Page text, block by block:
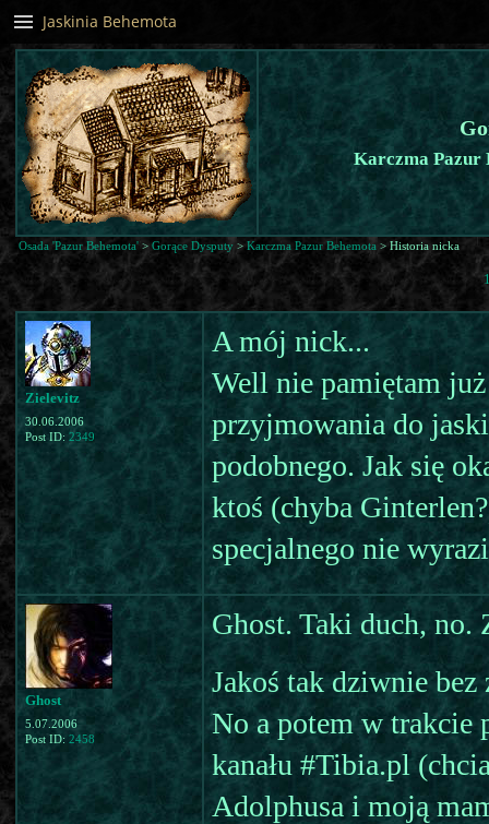
Karczma Pazur
Osada 'Pazur Behemota' > Gorące Dysputy > Karczma Pazur Behemota > Historia nicka
Zielevitz
30.06.2006
Post ID: 2349
A mój nick...
Well nie pamiętam już
przyjmowania do
podobnego. Jak się
ktoś (chyba
specjalnego nie
Ghost
5.07.2006
Post ID: 2458
Ghost. Taki duch, no.
Jakoś tak dziwnie bez
No a potem w trakcie
kanału #Tibia.pl
Adolphusa i moją
Jaskinia Behemota